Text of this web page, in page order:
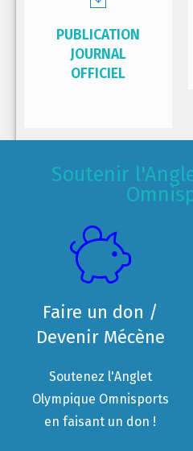
PUBLICATION
JOURNAL
OFFICIEL
Soutenir
Faire un don /
Devenir Mécène
Soutenez l'Anglet
Olympique Omnisports
en faisant un don !